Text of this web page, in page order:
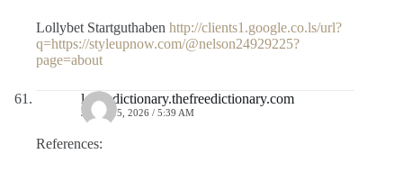
Lollybet Startguthaben http://clients1.google.co.ls/url?
q=https://styleupnow.com/@nelson24929225?
page=about
legal-dictionary.thefreedictionary.com
JULIO 15, 2026 / 5:39 AM
References: